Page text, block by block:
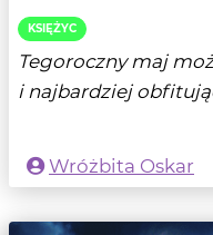
KSIĘŻYC
Tegoroczny maj
i najbardziej
Wróżbita Oskar